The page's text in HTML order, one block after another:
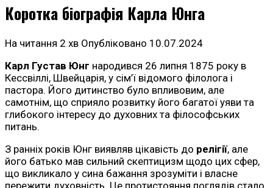
Коротка біографія Карла Юнга
На читання 2 хв Опубліковано 10.07.2024
Карл Густав Юнг народився 26 липня 1875 року в
Кессвіллі, Швейцарія, у сім’ї відомого філолога і
пастора. Його дитинство було впливовим, але
самотнім, що сприяло розвитку його багатої уяви та
глибокого інтересу до духовних та філософських
питань.
З ранніх років Юнг виявляв цікавість до релігії, але
його батько мав сильний скептицизм щодо цих сфер,
що викликало у сина бажання зрозуміти і власне